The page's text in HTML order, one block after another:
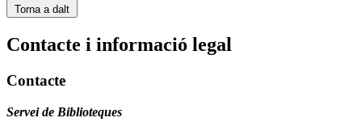
Torna a dalt
Contacte i informació legal
Contacte
Servei de Biblioteques